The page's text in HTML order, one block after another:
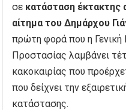
σε κατάσταση έκτακτης
αίτημα του Δημάρχου
πρώτη φορά που η Γενική
Προστασίας λαμβάνει
κακοκαιρίας που
που δείχνει την
κατάστασης.